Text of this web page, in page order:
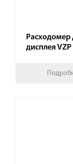
Расходомер
дисплея VZР